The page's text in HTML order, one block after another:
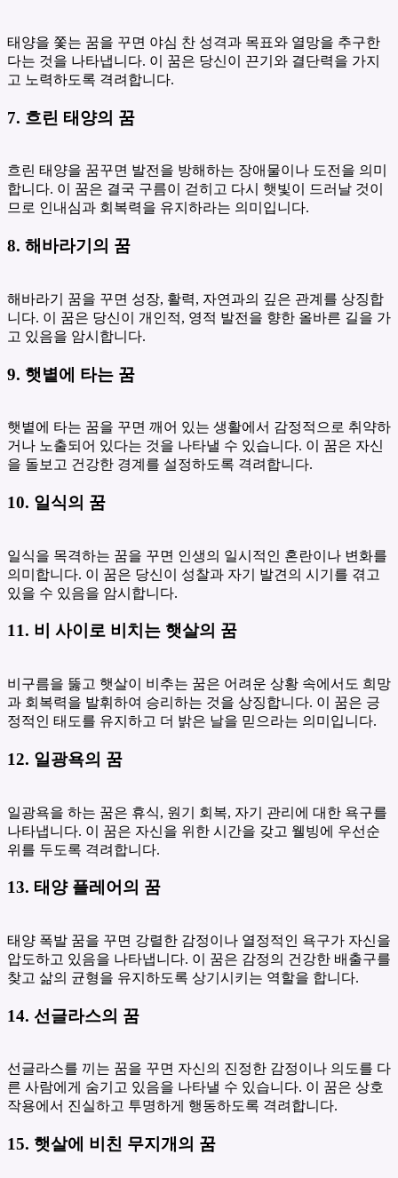
태양을 쫓는 꿈을 꾸면 야심 찬 성격과 목표와 열망을 추구한
다는 것을 나타냅니다. 이 꿈은 당신이 끈기와 결단력을 가지
고 노력하도록 격려합니다.
7. 흐린 태양의 꿈
흐린 태양을 꿈꾸면 발전을 방해하는 장애물이나 도전을 의미
합니다. 이 꿈은 결국 구름이 걷히고 다시 햇빛이 드러날 것이
므로 인내심과 회복력을 유지하라는 의미입니다.
8. 해바라기의 꿈
해바라기 꿈을 꾸면 성장, 활력, 자연과의 깊은 관계를 상징합
니다. 이 꿈은 당신이 개인적, 영적 발전을 향한 올바른 길을 가
고 있음을 암시합니다.
9. 햇볕에 타는 꿈
햇볕에 타는 꿈을 꾸면 깨어 있는 생활에서 감정적으로 취약하
거나 노출되어 있다는 것을 나타낼 수 있습니다. 이 꿈은 자신
을 돌보고 건강한 경계를 설정하도록 격려합니다.
10. 일식의 꿈
일식을 목격하는 꿈을 꾸면 인생의 일시적인 혼란이나 변화를
의미합니다. 이 꿈은 당신이 성찰과 자기 발견의 시기를 겪고
있을 수 있음을 암시합니다.
11. 비 사이로 비치는 햇살의 꿈
비구름을 뚫고 햇살이 비추는 꿈은 어려운 상황 속에서도 희망
과 회복력을 발휘하여 승리하는 것을 상징합니다. 이 꿈은 긍
정적인 태도를 유지하고 더 밝은 날을 믿으라는 의미입니다.
12. 일광욕의 꿈
일광욕을 하는 꿈은 휴식, 원기 회복, 자기 관리에 대한 욕구를
나타냅니다. 이 꿈은 자신을 위한 시간을 갖고 웰빙에 우선순
위를 두도록 격려합니다.
13. 태양 플레어의 꿈
태양 폭발 꿈을 꾸면 강렬한 감정이나 열정적인 욕구가 자신을
압도하고 있음을 나타냅니다. 이 꿈은 감정의 건강한 배출구를
찾고 삶의 균형을 유지하도록 상기시키는 역할을 합니다.
14. 선글라스의 꿈
선글라스를 끼는 꿈을 꾸면 자신의 진정한 감정이나 의도를 다
른 사람에게 숨기고 있음을 나타낼 수 있습니다. 이 꿈은 상호
작용에서 진실하고 투명하게 행동하도록 격려합니다.
15. 햇살에 비친 무지개의 꿈